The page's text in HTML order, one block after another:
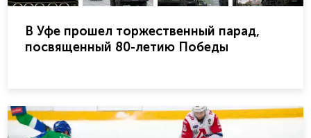
В Уфе прошел торжественный парад,
посвященный 80-летию Победы